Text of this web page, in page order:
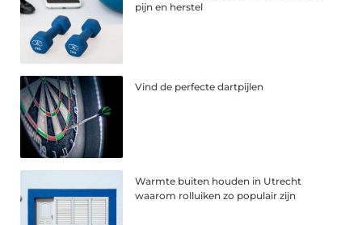
pijn en herstel
Vind de perfecte dartpijlen
Warmte buiten houden in Utrecht
waarom rolluiken zo populair zijn